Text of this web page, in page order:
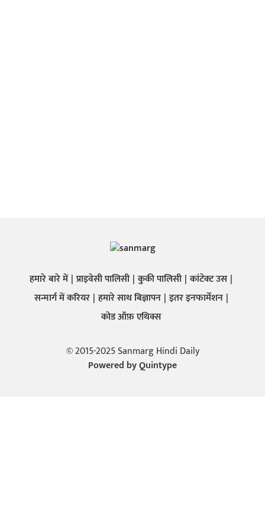
हमारे बारे में प्राइवेसी पालिसी कुकी पालिसी कांटेक्ट उस
सन्मार्ग में करियर हमारे साथ बिज्ञापन इतर इनफार्मेशन
कोड ऑफ़ एथिक्स
© 2015-2025 Sanmarg Hindi Daily
Powered byQuintype